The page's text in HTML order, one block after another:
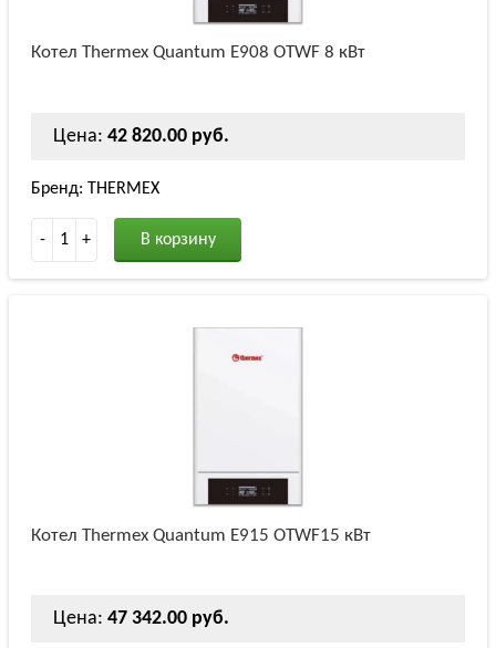
Котел Thermex Quantum E908 OTWF 8 кВт
Цена: 42 820.00 руб.
Бренд: THERMEX
- 1 + В корзину
Котел Thermex Quantum E915 OTWF15 кВт
Цена: 47 342.00 руб.